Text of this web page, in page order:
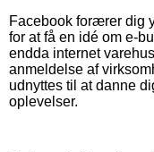
Facebook forærer dig
for at få en idé om e-
endda internet
anmeldelse af
udnyttes til at danne
oplevelser.